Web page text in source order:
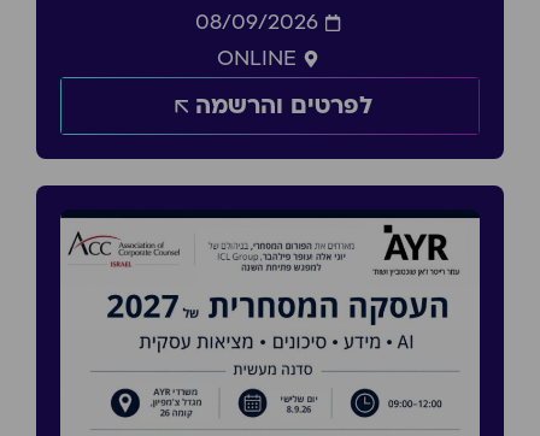
08/09/2026
ONLINE
לפרטים והרשמה